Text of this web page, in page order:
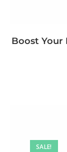
Boost Your
SALE!